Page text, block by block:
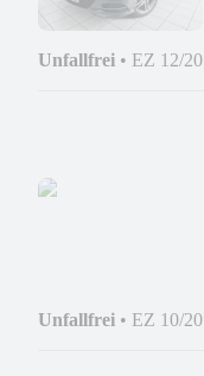
Unfallfrei • EZ 12/
Unfallfrei • EZ 10/